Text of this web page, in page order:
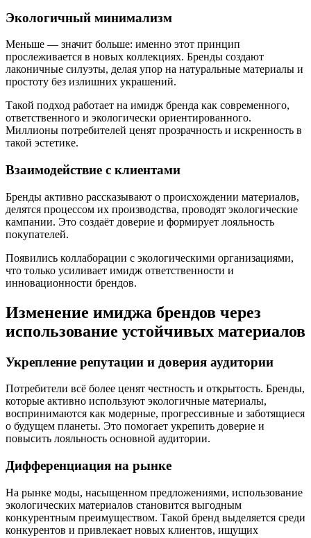
Экологичный минимализм
Меньше — значит больше: именно этот принцип
прослеживается в новых коллекциях. Бренды создают
лаконичные силуэты, делая упор на натуральные материалы и
простоту без излишних украшений.
Такой подход работает на имидж бренда как современного,
ответственного и экологически ориентированного.
Миллионы потребителей ценят прозрачность и искренность в
такой эстетике.
Взаимодействие с клиентами
Бренды активно рассказывают о происхождении материалов,
делятся процессом их производства, проводят экологические
кампании. Это создаёт доверие и формирует лояльность
покупателей.
Появились коллаборации с экологическими организациями,
что только усиливает имидж ответственности и
инновационности брендов.
Изменение имиджа брендов через
использование устойчивых материалов
Укрепление репутации и доверия аудитории
Потребители всё более ценят честность и открытость. Бренды,
которые активно используют экологичные материалы,
воспринимаются как модерные, прогрессивные и заботящиеся
о будущем планеты. Это помогает укрепить доверие и
повысить лояльность основной аудитории.
Дифференциация на рынке
На рынке моды, насыщенном предложениями, использование
экологических материалов становится выгодным
конкурентным преимуществом. Такой бренд выделяется среди
конкурентов и привлекает новых клиентов, ищущих